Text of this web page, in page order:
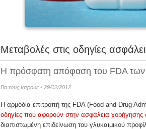
Μεταβολές στις οδηγίες
Η πρόσφατη απόφαση του FDA
Για τους Ιατρούς - 29/02/2012
Η αρμόδια επιτροπή της FDA (Food and Drug
οδηγίες που αφορούν στην ασφάλεια χορήγησης
διαπιστωμένη επιδείνωση του γλυκαιμικού